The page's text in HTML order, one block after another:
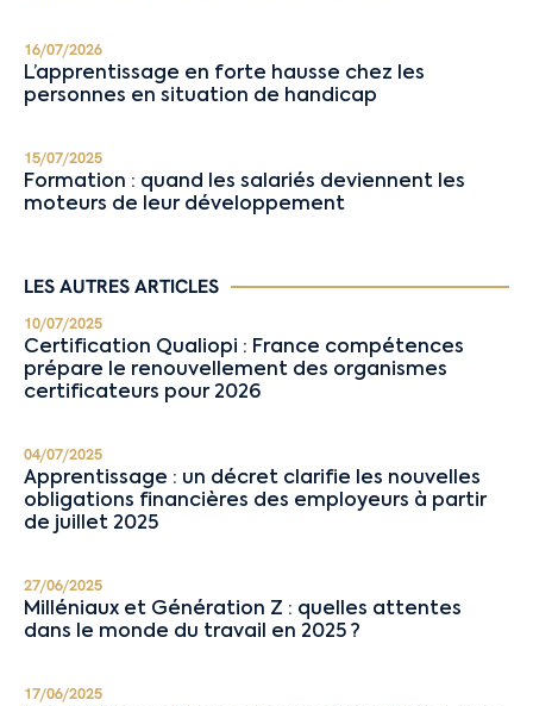
16/07/2026
L’apprentissage en forte hausse chez les
personnes en situation de handicap
15/07/2025
Formation : quand les salariés deviennent les
moteurs de leur développement
LES AUTRES ARTICLES
10/07/2025
Certification Qualiopi : France compétences
prépare le renouvellement des organismes
certificateurs pour 2026
04/07/2025
Apprentissage : un décret clarifie les nouvelles
obligations financières des employeurs à partir
de juillet 2025
27/06/2025
Milléniaux et Génération Z : quelles attentes
dans le monde du travail en 2025 ?
17/06/2025